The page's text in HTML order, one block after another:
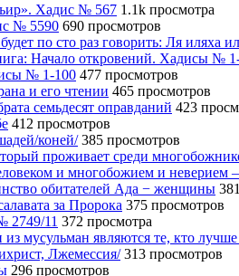
Хадис № 567 1.1k просмотра
№ 5590 690 просмотров
по сто раз говорить: Ля иляха
Начало откровений. Хадисы №
№ 1-100 477 просмотров
и его чтении 465 просмотров
семьдесят оправданий 423
412 просмотров
коней/ 385 просмотров
проживает среди
и многобожием и неверием
обитателей Ада − женщины
за Пророка 375 просмотров
2749/11 372 просмотра
мусульман являются те, кто
Лжемессия/ 313 просмотров
296 просмотров